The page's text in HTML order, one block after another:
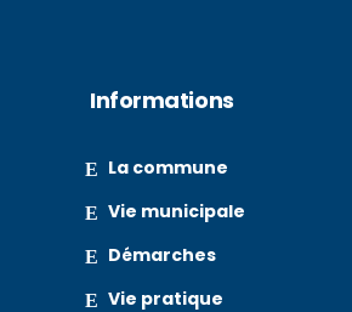
Informations
La commune
Vie municipale
Démarches
Vie pratique